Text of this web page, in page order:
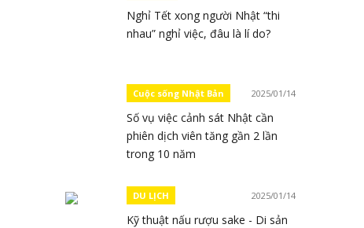
Nghỉ Tết xong người Nhật “thi
nhau” nghỉ việc, đâu là lí do?
Cuộc sống Nhật Bản 2025/01/14
Số vụ việc cảnh sát Nhật cần
phiên dịch viên tăng gần 2 lần
trong 10 năm
DU LỊCH 2025/01/14
Kỹ thuật nấu rượu sake - Di sản